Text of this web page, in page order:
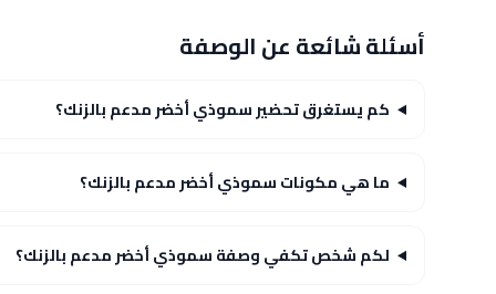
أسئلة شائعة عن الوصفة
كم يستغرق تحضير سموذي أخضر مدعم بالزنك؟
ما هي مكونات سموذي أخضر مدعم بالزنك؟
لكم شخص تكفي وصفة سموذي أخضر مدعم بالزنك؟